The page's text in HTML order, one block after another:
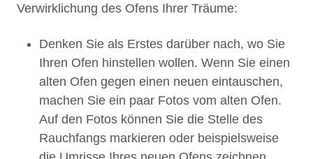
Verwirklichung des Ofens Ihrer Träume:
Denken Sie als Erstes darüber nach, wo Sie
Ihren Ofen hinstellen wollen. Wenn Sie einen
alten Ofen gegen einen neuen eintauschen,
machen Sie ein paar Fotos vom alten Ofen.
Auf den Fotos können Sie die Stelle des
Rauchfangs markieren oder beispielsweise